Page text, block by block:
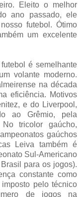
Eleito o melhor
ano passado, ele
futebol. Ótimo
um excelente
é semelhante
volante moderno.
na década
eficiência. Motivos
e do Liverpool,
ao Grêmio, pela
tricolor gaúcho,
gaúchos
Leiva também é
Sul-Americano
para os jogos).
constante como
pelo técnico
de jogos na